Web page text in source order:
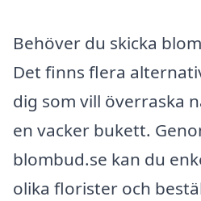
Behöver du skicka
Det finns flera
dig som vill överraska
en vacker bukett.
blombud.se kan du
olika florister och